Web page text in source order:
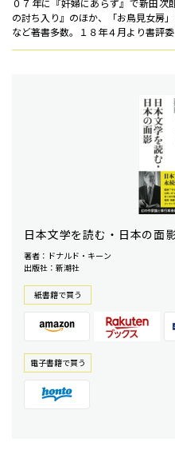
０７年に『奸婦にあらず』で新田
の討ち入り』のほか、「お鳥見女房
など著書多数。１８年４月より書評委
日本文学を読む・日本の面
著者：ドナルド・キーン
出版社：新潮社
紙書籍で買う
電⼦書籍で買う